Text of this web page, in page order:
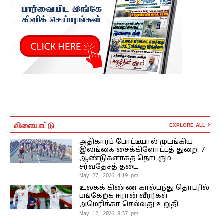
விளையாட்டு EXPLORE ALL
அதிகாரப் போட்டியால் முடங்கிய
இலங்கை சைக்கிளோட்டத் துறை: 7
ஆண்டுகளாகத் தொடரும்
சர்வதேசத் தடை
May 27, 2026 4:19 pm
உலகக் கிண்ண கால்பந்து தொடரில்
பங்கேற்க ஈரான் வீரர்கள்
அமெரிக்கா செல்வது உறுதி
May 12, 2026 8:37 pm